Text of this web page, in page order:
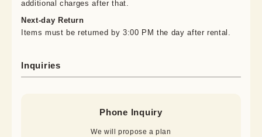
additional charges after that.
Next-day Return
Items must be returned by 3:00 PM the day after rental.
Inquiries
Phone Inquiry
We will propose a plan